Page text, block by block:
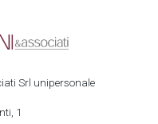
Srl unipersonale
1